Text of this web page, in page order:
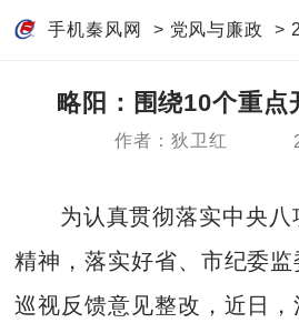
手机秦风网 > 党风与廉政 >
略阳：围绕10个重点
作者：狄卫红
为认真贯彻落实中央八
精神，落实好省、市纪委
巡视反馈意见整改，近日